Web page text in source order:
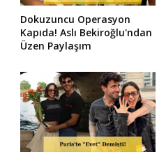
Dokuzuncu Operasyon
Kapıda! Aslı Bekiroğlu'ndan
Üzen Paylaşım